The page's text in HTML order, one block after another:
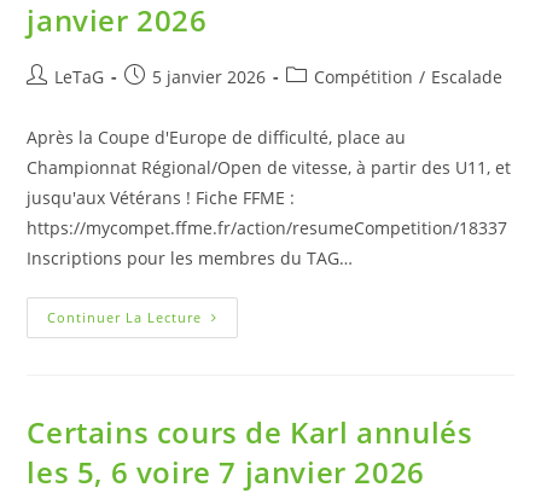
janvier 2026
LeTaG 5 janvier 2026 Compétition / Escalade
Après la Coupe d'Europe de difficulté, place au
Championnat Régional/Open de vitesse, à partir des U11, et
jusqu'aux Vétérans ! Fiche FFME :
https://mycompet.ffme.fr/action/resumeCompetition/18337
Inscriptions pour les membres du TAG…
Continuer La Lecture
Certains cours de Karl annulés
les 5, 6 voire 7 janvier 2026